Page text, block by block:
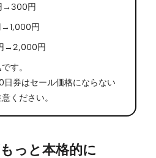
→300円
→1,000円
→2,000円
す。
券はセール価格にならない
ください。
っと本格的に